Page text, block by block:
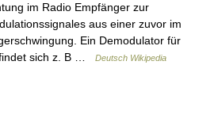
im Radio Empfänger zur
aus einer zuvor im
Ein Demodulator für
sich z. B …
Deutsch Wikipedia